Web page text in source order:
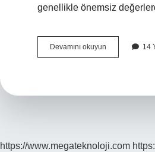
genellikle önemsiz
Devamını okuyun
Bpm
14
https://www.megateknoloji.com